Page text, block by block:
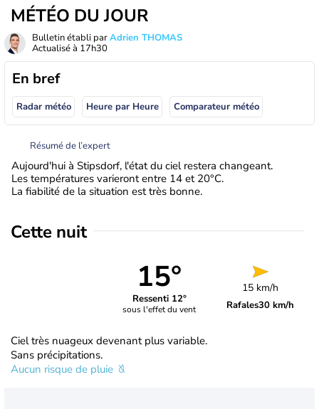
MÉTÉO DU JOUR
Bulletin établi parAdrien THOMAS
Actualisé à 17h30
En bref
Radar météo Heure par Heure Comparateur météo
Résumé de l’expert
Aujourd'hui à Stipsdorf, l'état du ciel restera changeant.
Les températures varieront entre 14 et 20°C.
La fiabilité de la situation est très bonne.
Cette nuit
15°
Ressenti 12°
sous l'effet du vent
15 km/h
Rafales30 km/h
Ciel très nuageux devenant plus variable.
Sans précipitations.
Aucun risque de pluie